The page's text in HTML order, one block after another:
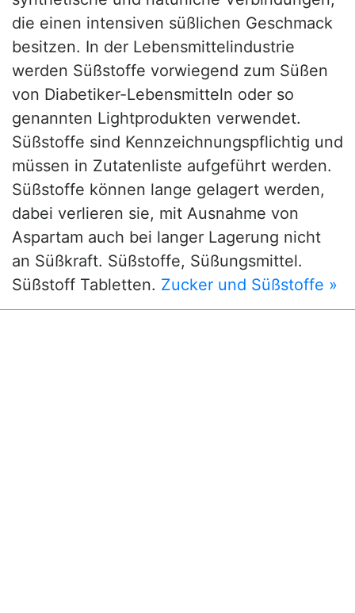
die einen intensiven süßlichen Geschmack
besitzen. In der Lebensmittelindustrie
werden Süßstoffe vorwiegend zum Süßen
von Diabetiker-Lebensmitteln oder so
genannten Lightprodukten verwendet.
Süßstoffe sind Kennzeichnungspflichtig und
müssen in Zutatenliste aufgeführt werden.
Süßstoffe können lange gelagert werden,
dabei verlieren sie, mit Ausnahme von
Aspartam auch bei langer Lagerung nicht
an Süßkraft. Süßstoffe, Süßungsmittel.
Süßstoff Tabletten. Zucker und Süßstoffe »